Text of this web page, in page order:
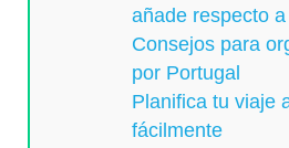
añade respecto
Consejos para
por Portugal
Planifica tu viaje
fácilmente